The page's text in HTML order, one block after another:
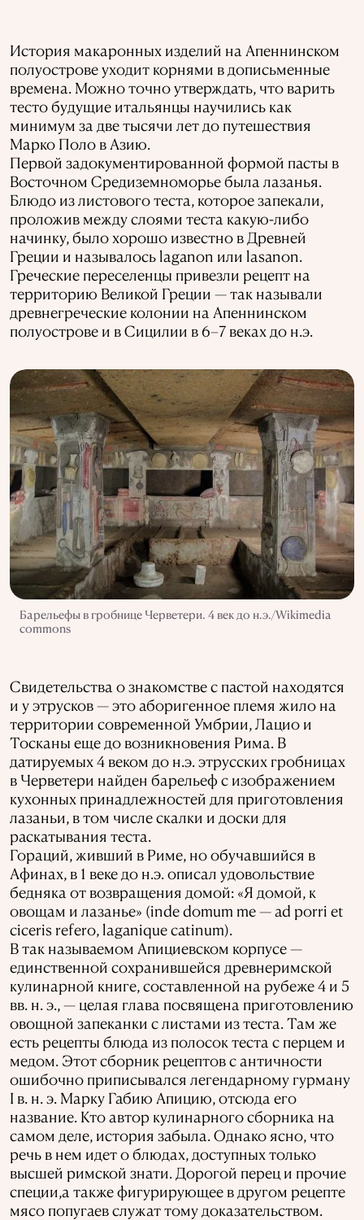
История макаронных изделий на Апеннинском
полуострове уходит корнями в дописьменные
времена. Можно точно утверждать, что варить
тесто будущие итальянцы научились как
минимум за две тысячи лет до путешествия
Марко Поло в Азию.
Первой задокументированной формой пасты в
Восточном Средиземноморье была лазанья.
Блюдо из листового теста, которое запекали,
проложив между слоями теста какую-либо
начинку, было хорошо известно в Древней
Греции и называлось laganon или lasanon.
Греческие переселенцы привезли рецепт на
территорию Великой Греции — так называли
древнегреческие колонии на Апеннинском
полуострове и в Сицилии в 6–7 веках до н.э.
Барельефы в гробнице Черветери. 4 век до н.э./Wikimedia
commons
Свидетельства о знакомстве с пастой находятся
и у этрусков — это аборигенное племя жило на
территории современной Умбрии, Лацио и
Тосканы еще до возникновения Рима. В
датируемых 4 веком до н.э. этрусских гробницах
в Черветери найден барельеф с изображением
кухонных принадлежностей для приготовления
лазаньи, в том числе скалки и доски для
раскатывания теста.
Гораций, живший в Риме, но обучавшийся в
Афинах, в 1 веке до н.э. описал удовольствие
бедняка от возвращения домой: «Я домой, к
овощам и лазанье» (inde domum me — ad porri et
ciceris refero, laganique catinum).
В так называемом Апициевском корпусе —
единственной сохранившейся древнеримской
кулинарной книге, составленной на рубеже 4 и 5
вв. н. э., — целая глава посвящена приготовлению
овощной запеканки с листами из теста. Там же
есть рецепты блюда из полосок теста с перцем и
медом. Этот сборник рецептов с античности
ошибочно приписывался легендарному гурману
I в. н. э. Марку Габию Апицию, отсюда его
название. Кто автор кулинарного сборника на
самом деле, история забыла. Однако ясно, что
речь в нем идет о блюдах, доступных только
высшей римской знати. Дорогой перец и прочие
специи,а также фигурирующее в другом рецепте
мясо попугаев служат тому доказательством.